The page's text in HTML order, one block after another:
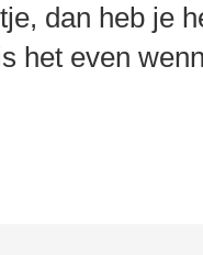
dan heb je
het even